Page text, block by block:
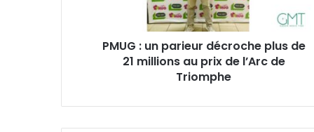
de
PMUG : un parieur décroche plus de
21 millions au prix de l’Arc de
Triomphe